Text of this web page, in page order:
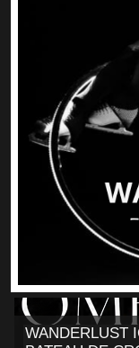
WANDERLUST